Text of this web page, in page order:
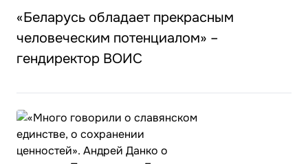
«Беларусь обладает прекрасным
человеческим потенциалом» –
гендиректор ВОИС